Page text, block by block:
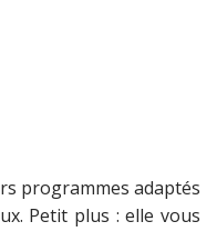
programmes adaptés
Petit plus : elle vous